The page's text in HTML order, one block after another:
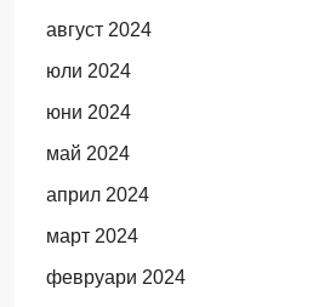
август 2024
юли 2024
юни 2024
май 2024
април 2024
март 2024
февруари 2024